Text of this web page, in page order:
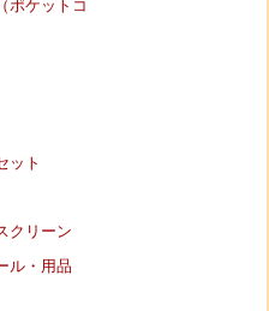
ポケットコ
ット
クリーン
ル・用品